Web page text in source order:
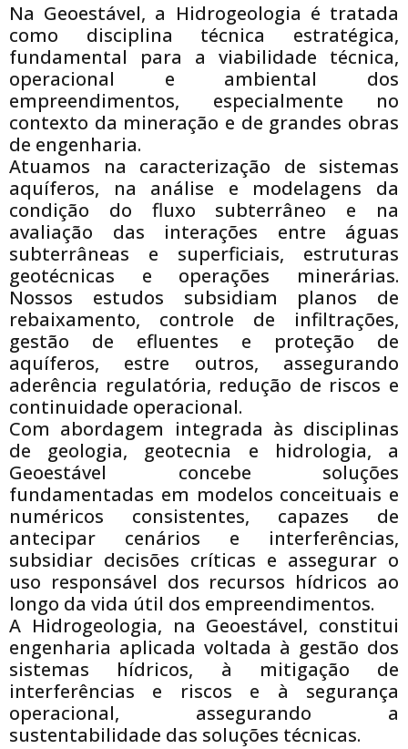
Na Geoestável, a Hidrogeologia é tratada
como disciplina técnica estratégica,
fundamental para a viabilidade técnica,
operacional e ambiental dos
empreendimentos, especialmente no
contexto da mineração e de grandes obras
de engenharia.
Atuamos na caracterização de sistemas
aquíferos, na análise e modelagens da
condição do fluxo subterrâneo e na
avaliação das interações entre águas
subterrâneas e superficiais, estruturas
geotécnicas e operações minerárias.
Nossos estudos subsidiam planos de
rebaixamento, controle de infiltrações,
gestão de efluentes e proteção de
aquíferos, estre outros, assegurando
aderência regulatória, redução de riscos e
continuidade operacional.
Com abordagem integrada às disciplinas
de geologia, geotecnia e hidrologia, a
Geoestável concebe soluções
fundamentadas em modelos conceituais e
numéricos consistentes, capazes de
antecipar cenários e interferências,
subsidiar decisões críticas e assegurar o
uso responsável dos recursos hídricos ao
longo da vida útil dos empreendimentos.
A Hidrogeologia, na Geoestável, constitui
engenharia aplicada voltada à gestão dos
sistemas hídricos, à mitigação de
interferências e riscos e à segurança
operacional, assegurando a
sustentabilidade das soluções técnicas.